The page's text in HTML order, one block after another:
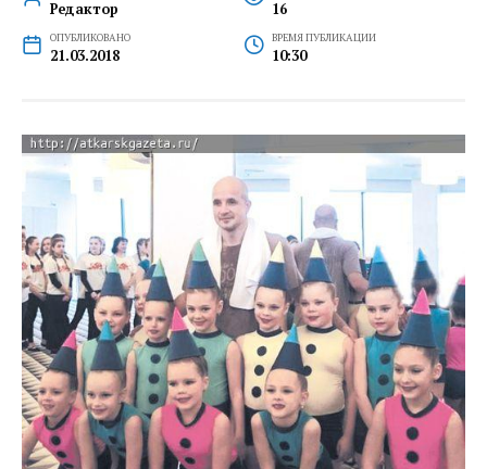
Редактор 16
ОПУБЛИКОВАНО
21.03.2018
ВРЕМЯ ПУБЛИКАЦИИ
10:30